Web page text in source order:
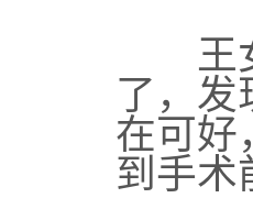
王女
了，发
在可好
到手术